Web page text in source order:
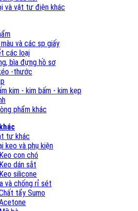
và vật tư điện khác
màu và các sp giấy
các loại
bìa đựng hồ sơ
-thước
kim - kim bấm - kim kẹp
phẩm khác
tư khác
keo và phụ kiện
Keo con chó
Keo dán sắt
Keo silicone
và chống rỉ sét
tẩy Sumo